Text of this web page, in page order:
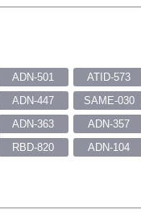
ADN-501
ATID-573
ADN-447
SAME-030
ADN-363
ADN-357
RBD-820
ADN-104